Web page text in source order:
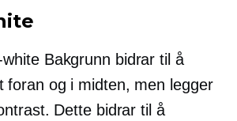
Bakgrunn bidrar til å
foran og i midten, men legger
Dette bidrar til å